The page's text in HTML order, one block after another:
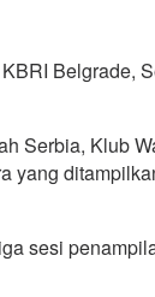
Belgrade,
Serbia, Klub
sesi